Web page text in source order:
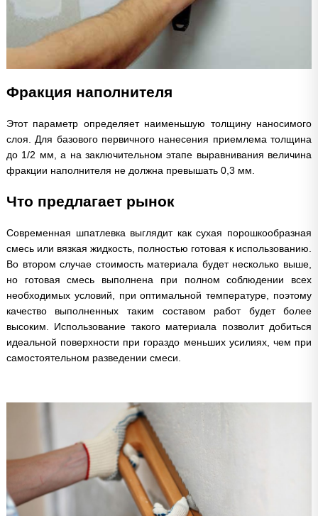
Фракция наполнителя
Этот параметр определяет наименьшую толщину наносимого
слоя. Для базового первичного нанесения приемлема толщина
до 1/2 мм, а на заключительном этапе выравнивания величина
фракции наполнителя не должна превышать 0,3 мм.
Что предлагает рынок
Современная шпатлевка выглядит как сухая порошкообразная
смесь или вязкая жидкость, полностью готовая к использованию.
Во втором случае стоимость материала будет несколько выше,
но готовая смесь выполнена при полном соблюдении всех
необходимых условий, при оптимальной температуре, поэтому
качество выполненных таким составом работ будет более
высоким. Использование такого материала позволит добиться
идеальной поверхности при гораздо меньших усилиях, чем при
самостоятельном разведении смеси.